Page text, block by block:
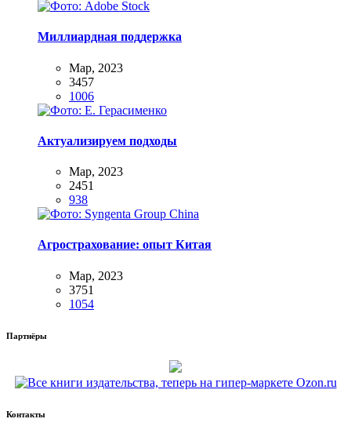
Миллиардная поддержка
Мар, 2023
3457
1006
Актуализируем подходы
Мар, 2023
2451
938
Агрострахование: опыт Китая
Мар, 2023
3751
1054
Партнёры
Контакты